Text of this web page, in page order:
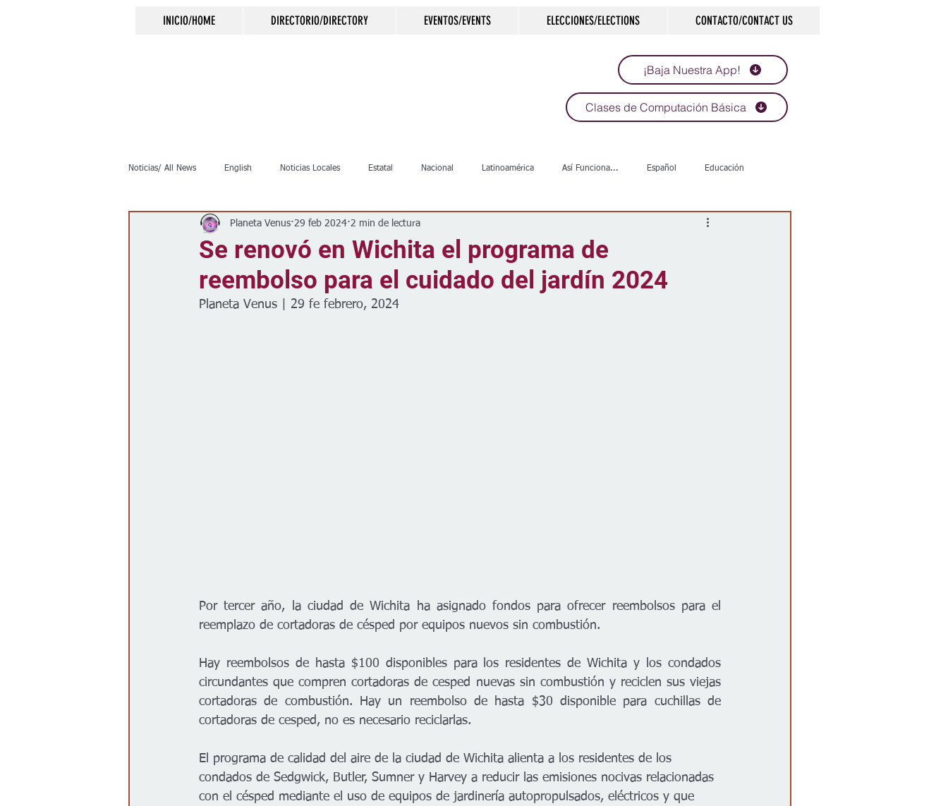
INICIO/HOME DIRECTORIO/DIRECTORY EVENTOS/EVENTS ELECCIONES/ELECTIONS CONTACTO/CONTACT US
¡Baja Nuestra App!
Clases de Computación Básica
Noticias/ All News English Noticias Locales Estatal Nacional Latinoamérica Así Funciona... Español Educación
Inmigración Crimen Negocios Salud Arte & Cultura
Clima Vivienda Escuelas Calles Desamparados Carreteras Comunidad Historias que inspiran
Se renovó en Wichita el programa de
reembolso para el cuidado del jardín 2024
Planeta Venus 29 feb 2024 2 min de lectura
Planeta Venus | 29 fe febrero, 2024
Por tercer año, la ciudad de Wichita ha asignado fondos para ofrecer reembolsos para el
reemplazo de cortadoras de césped por equipos nuevos sin combustión.
Hay reembolsos de hasta $100 disponibles para los residentes de Wichita y los condados
circundantes que compren cortadoras de cesped nuevas sin combustión y reciclen sus viejas
cortadoras de combustión. Hay un reembolso de hasta $30 disponible para cuchillas de
cortadoras de cesped, no es necesario reciclarlas.
El programa de calidad del aire de la ciudad de Wichita alienta a los residentes de los
condados de Sedgwick, Butler, Sumner y Harvey a reducir las emisiones nocivas relacionadas
con el césped mediante el uso de equipos de jardinería autopropulsados, eléctricos y que